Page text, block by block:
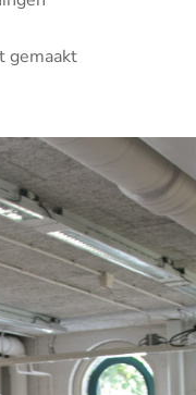
gemaakt